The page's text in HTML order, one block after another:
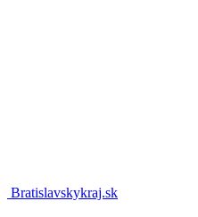
Bratislavskykraj.sk